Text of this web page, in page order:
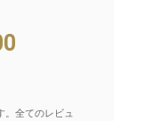
。全てのレビュ